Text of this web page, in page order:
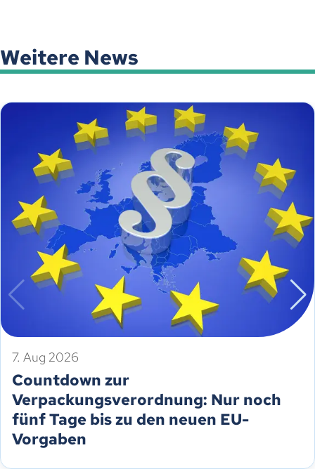
Weitere News
7. Aug 2026
Countdown zur
Verpackungsverordnung: Nur noch
fünf Tage bis zu den neuen EU-
Vorgaben